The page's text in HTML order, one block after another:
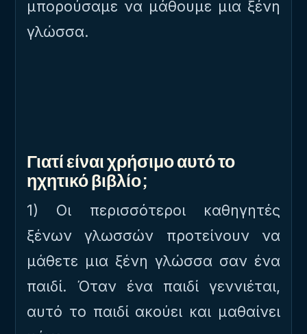
μπορούσαμε να μάθουμε μια ξένη
γλώσσα.
Γιατί είναι χρήσιμο αυτό το
ηχητικό βιβλίο;
1) Οι περισσότεροι καθηγητές
ξένων γλωσσών προτείνουν να
μάθετε μια ξένη γλώσσα σαν ένα
παιδί. Όταν ένα παιδί γεννιέται,
αυτό το παιδί ακούει και μαθαίνει